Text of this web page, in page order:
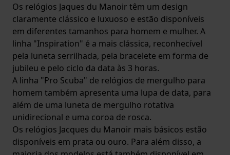
Os relógios Jaques du Manoir têm um design
claramente clássico e luxuoso e estão disponíveis
em diferentes tamanhos para homem e mulher. A
linha "Inspiration" é a mais clássica, reconhecível
pela luneta serrilhada, pela bracelete em forma de
jubileu e pelo ciclo da data às 3 horas.
A linha "Pro Scuba" de relógios de mergulho para
homem também apresenta uma lupa de data, para
além de uma luneta de mergulho rotativa
unidirecional e uma coroa de rosca.
Os relógios Jacques du Manoir mais básicos estão
disponíveis em prata ou ouro. Para além disso, a